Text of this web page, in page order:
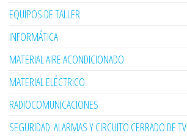
EQUIPOS DE TALLER
INFORMÁTICA
MATERIAL AIRE ACONDICIONADO
MATERIAL ELÉCTRICO
RADIOCOMUNICACIONES
SEGURIDAD: ALARMAS Y CIRCUITO CERRADO DE TV